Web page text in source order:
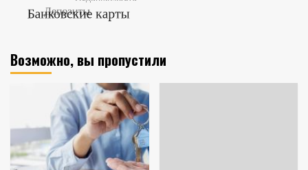
Возможно, вы пропустили